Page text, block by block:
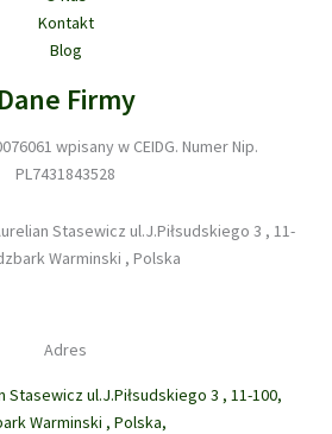
Kontakt
Blog
Dane Firmy
wpisany w CEIDG. Numer Nip.
PL7431843528
Stasewicz ul.J.Piłsudskiego 3 , 11-
Warminski , Polska
Adres
Stasewicz ul.J.Piłsudskiego 3 , 11-100,
Warminski , Polska,